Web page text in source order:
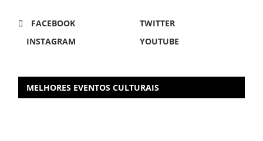
FACEBOOK
TWITTER
INSTAGRAM
YOUTUBE
MELHORES EVENTOS CULTURAIS